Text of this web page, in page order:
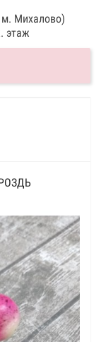
м. Михалово)
этаж